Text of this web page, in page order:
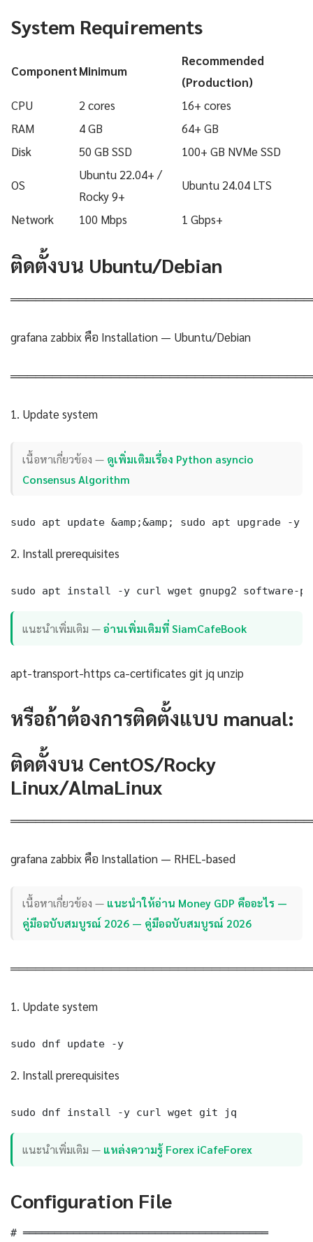
System Requirements
ComponentMinimum
Recommended
(Production)
CPU
2 cores
16+ cores
RAM
4 GB
64+ GB
Disk
50 GB SSD 100+ GB NVMe SSD
OS
Ubuntu 22.04+ /
Rocky 9+
Ubuntu 24.04 LTS
Network 100 Mbps 1 Gbps+
ติดตั้งบน Ubuntu/Debian
grafana zabbix คือ Installation — Ubuntu/Debian
1. Update system
เนื้อหาเกี่ยวข้อง — ดูเพิ่มเติมเรื่อง Python asyncio
Consensus Algorithm
sudo apt update &amp;&amp; sudo apt upgrade -y
2. Install prerequisites
sudo apt install -y curl wget gnupg2 software-
แนะนำเพิ่มเติม —อ่านเพิ่มเติมที่ SiamCafeBook
apt-transport-https ca-certificates git jq unzip
หรือถ้าต้องการติดตั้งแบบ manual:
ติดตั้งบน CentOS/Rocky
Linux/AlmaLinux
grafana zabbix คือ Installation — RHEL-based
เนื้อหาเกี่ยวข้อง — แนะนำให้อ่าน Money GDP คืออะไร —
คู่มือฉบับสมบูรณ์ 2026 — คู่มือฉบับสมบูรณ์ 2026
1. Update system
sudo dnf update -y
2. Install prerequisites
sudo dnf install -y curl wget git jq
แนะนำเพิ่มเติม — แหล่งความรู้ Forex iCafeForex
Configuration File
# ═══════════════════════════════════════